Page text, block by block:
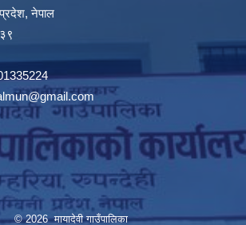
प्रदेश, नेपाल
© 2026 मायादेवी गाउँपालिका